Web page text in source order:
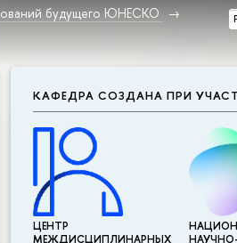
будущего ЮНЕСКО
КАФЕДРА СОЗДАНА ПРИ
ЦЕНТР
МЕЖДИСЦИПЛИНАР­НЫХ
НАУЧНО-